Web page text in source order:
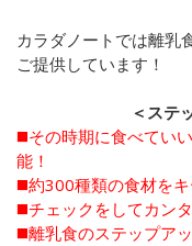
カラダノートでは離乳
ご提供しています！
＜ステ
◼️その時期に食べてい
能！
◼️約300種類の食材を
◼️チェックをしてカン
◼️離乳食のステップア